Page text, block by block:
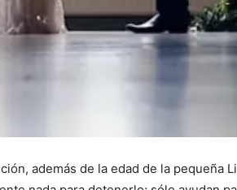
además de la edad de la pequeña